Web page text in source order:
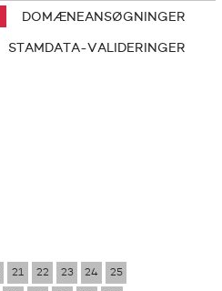
DOMÆNEANSØGNINGER
STAMDATA-VALIDERINGER
21 22 23 24 25